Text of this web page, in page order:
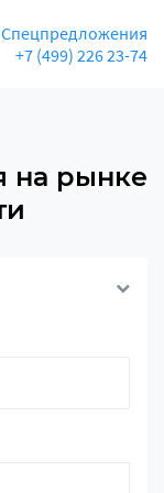
Спецпредложения
+7 (499) 226 23-74
на рынке